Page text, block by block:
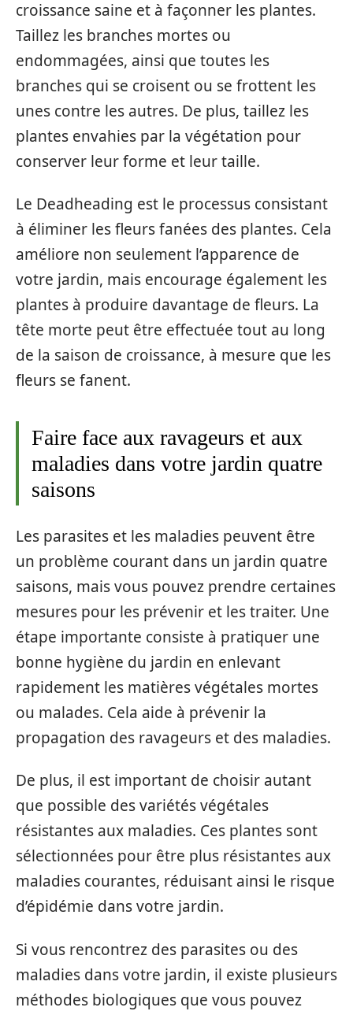
croissance saine et à façonner les plantes.
Taillez les branches mortes ou
endommagées, ainsi que toutes les
branches qui se croisent ou se frottent les
unes contre les autres. De plus, taillez les
plantes envahies par la végétation pour
conserver leur forme et leur taille.
Le Deadheading est le processus consistant
à éliminer les fleurs fanées des plantes. Cela
améliore non seulement l’apparence de
votre jardin, mais encourage également les
plantes à produire davantage de fleurs. La
tête morte peut être effectuée tout au long
de la saison de croissance, à mesure que les
fleurs se fanent.
Faire face aux ravageurs et aux
maladies dans votre jardin quatre
saisons
Les parasites et les maladies peuvent être
un problème courant dans un jardin quatre
saisons, mais vous pouvez prendre certaines
mesures pour les prévenir et les traiter. Une
étape importante consiste à pratiquer une
bonne hygiène du jardin en enlevant
rapidement les matières végétales mortes
ou malades. Cela aide à prévenir la
propagation des ravageurs et des maladies.
De plus, il est important de choisir autant
que possible des variétés végétales
résistantes aux maladies. Ces plantes sont
sélectionnées pour être plus résistantes aux
maladies courantes, réduisant ainsi le risque
d’épidémie dans votre jardin.
Si vous rencontrez des parasites ou des
maladies dans votre jardin, il existe plusieurs
méthodes biologiques que vous pouvez